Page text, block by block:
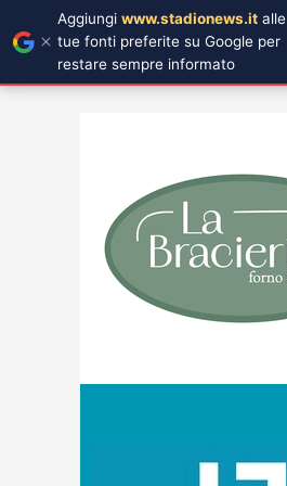
Aggiungi www.stadionews.it alle
tue fonti preferite su Google per
restare sempre informato